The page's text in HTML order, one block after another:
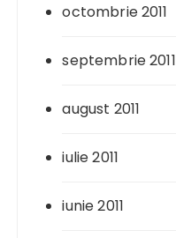
octombrie 2011
septembrie 2011
august 2011
iulie 2011
iunie 2011